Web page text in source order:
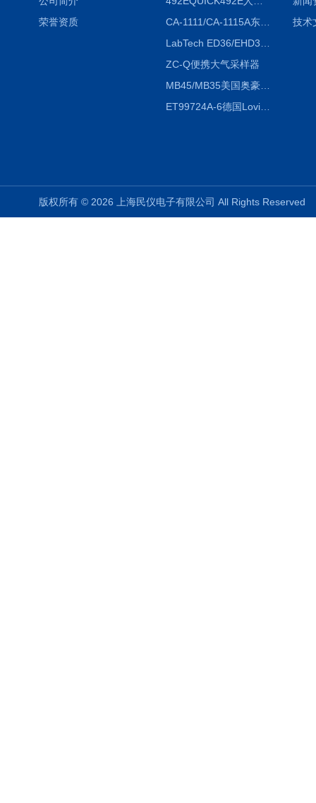
荣誉资质
CA-1111/CA-1115A东京理化EYELA CA-1111/CA-1115A冷却水循环装置
ZC-Q便携大气采样器
MB45/MB35美国奥豪斯OHAUS MB45/MB35卤素红外水分测定仪
ET99724A-6德国Lovibond ET99724A-6微电脑BOD测定仪
技术
版权所有 © 2026 上海民仪电子有限公司 All Rights